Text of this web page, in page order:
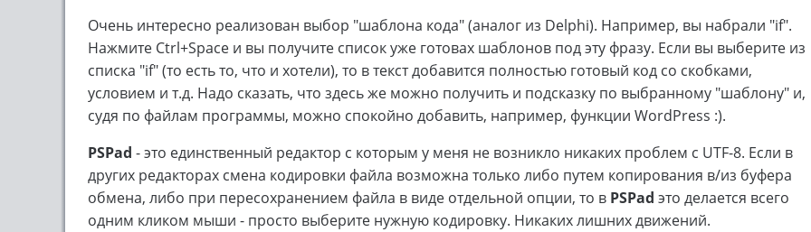
Очень интересно реализован выбор "шаблона кода" (аналог из Delphi). Например, вы набрали "if".
Нажмите Ctrl+Space и вы получите список уже готовах шаблонов под эту фразу. Если вы выберите из
списка "if" (то есть то, что и хотели), то в текст добавится полностью готовый код со скобками,
условием и т.д. Надо сказать, что здесь же можно получить и подсказку по выбранному "шаблону" и,
судя по файлам программы, можно спокойно добавить, например, функции WordPress :).
PSPad - это единственный редактор с которым у меня не возникло никаких проблем с UTF-8. Если в
других редакторах смена кодировки файла возможна только либо путем копирования в/из буфера
обмена, либо при пересохранением файла в виде отдельной опции, то в PSPad это делается всего
одним кликом мыши - просто выберите нужную кодировку. Никаких лишних движений.